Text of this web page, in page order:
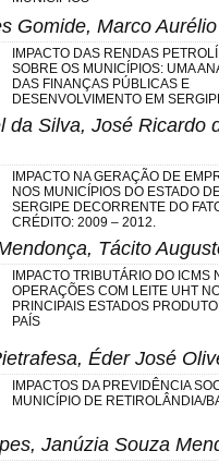
Gomide, Marco
IMPACTO DAS RENDAS
SOBRE OS MUNICÍPIOS: UMA
DAS FINANÇAS PÚBLICAS E
DESENVOLVIMENTO EM
da Silva, José Ricardo
IMPACTO NA GERAÇÃO DE
NOS MUNICÍPIOS DO ESTADO
SERGIPE DECORRENTE DO
CRÉDITO: 2009 – 2012.
Tácito
IMPACTO TRIBUTÁRIO DO ICMS
OPERAÇÕES COM LEITE UHT
PRINCIPAIS ESTADOS
PAÍS
Éder José
IMPACTOS DA PREVIDÊNCIA
MUNICÍPIO DE RETIROLÂNDIA/
Janúzia Souza